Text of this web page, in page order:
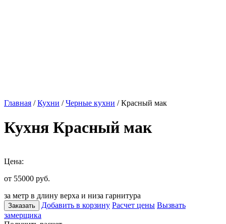
Главная /Кухни /Черные кухни / Красный мак
Кухня Красный мак
Цена:
от 55000 руб.
за метр в длину верха и низа гарнитура
Заказать Добавить в корзину Расчет цены Вызвать
замерщика